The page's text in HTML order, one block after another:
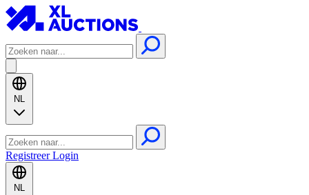
NL
RegistreerLogin
NL